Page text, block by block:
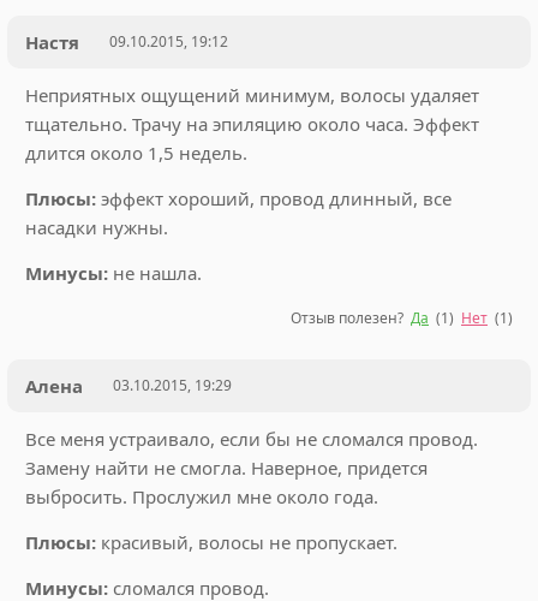
Настя 09.10.2015, 19:12
Неприятных ощущений минимум, волосы удаляет
тщательно. Трачу на эпиляцию около часа. Эффект
длится около 1,5 недель.
Плюсы: эффект хороший, провод длинный, все
насадки нужны.
Минусы: не нашла.
Отзыв полезен? Да (1) Нет (1)
Алена 03.10.2015, 19:29
Все меня устраивало, если бы не сломался провод.
Замену найти не смогла. Наверное, придется
выбросить. Прослужил мне около года.
Плюсы: красивый, волосы не пропускает.
Минусы: сломался провод.